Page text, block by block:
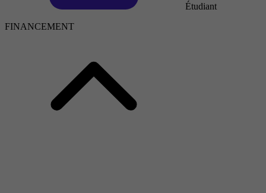
Étudiant
FINANCEMENT